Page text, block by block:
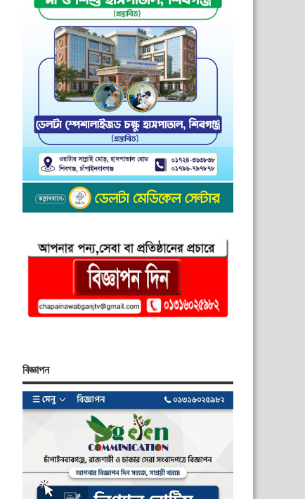
বিজ্ঞাপন